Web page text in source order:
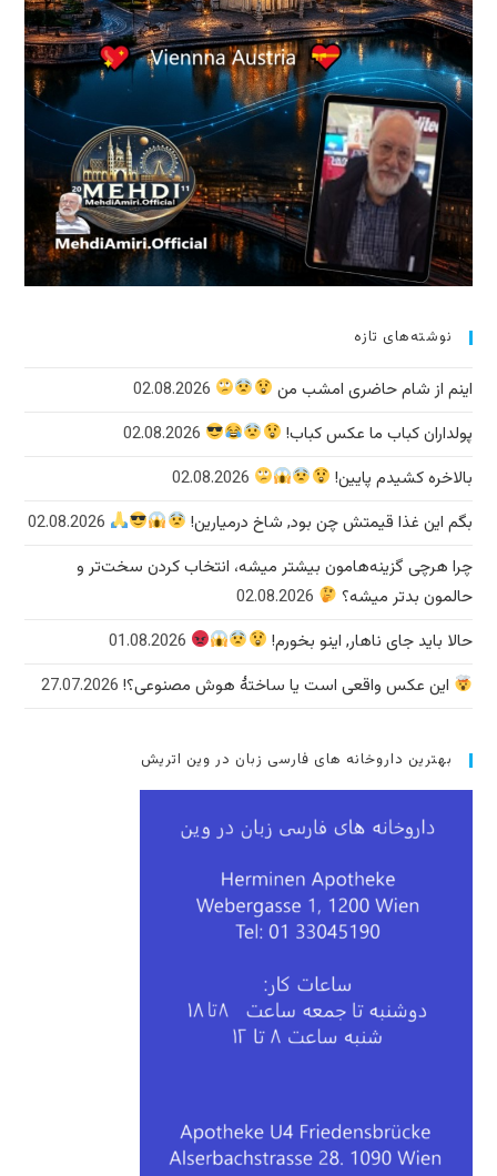
نوشته‌های تازه
اینم از شام حاضری امشب من
02.08.2026
پولداران کباب ما عکس کباب!
02.08.2026
بالاخره کشیدم پایین!
02.08.2026
بگم این غذا قیمتش چن بود, شاخ درمیارین!
02.08.2026
چرا هرچی گزینه‌هامون بیشتر میشه، انتخاب کردن سخت‌تر و
حالمون بدتر میشه؟
02.08.2026
حالا باید جای ناهار, اینو بخورم!
01.08.2026
این عکس واقعی است یا ساختهٔ هوش مصنوعی؟! 27.07.2026
بهترین داروخانه های فارسی زبان در وین اتریش